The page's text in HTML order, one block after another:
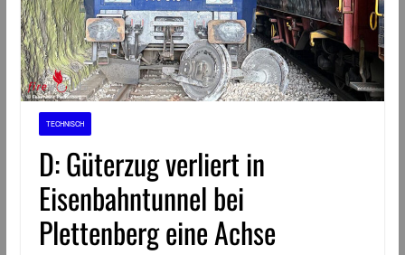
TECHNISCH
D: Güterzug verliert in
Eisenbahntunnel bei
Plettenberg eine Achse